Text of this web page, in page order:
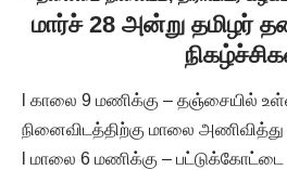
மார்ச் 28 அன்று தமிழர்
l காலை 9 மணிக்கு – தஞ்சையில்
நினைவிடத்திற்கு மாலை
l மாலை 6 மணிக்கு – பட்டுக்கோட்டை